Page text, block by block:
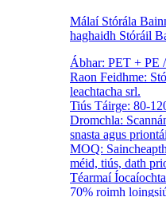
Málaí Stórála
haghaidh Stóráil
Ábhar: PET + PE
Raon Feidhme:
leachtacha srl.
Tiús Táirge: 80-
Dromchla:
snasta agus
MOQ:
méid, tiús, dath
Téarmaí
70% roimh